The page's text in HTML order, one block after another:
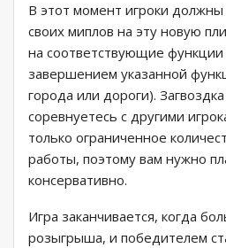
В этот момент игроки
своих миплов на эту новую
на соответствующие
завершением указанной
города или дороги).
соревнуетесь с другими
только ограниченное
работы, поэтому вам нужно
консервативно.
Игра заканчивается, когда
розыгрыша, и победителем